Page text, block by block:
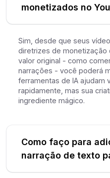
monetizados no
Sim, desde que seus
diretrizes de monetização
valor original - como
narrações - você poderá
ferramentas de IA ajudam
rapidamente, mas sua
ingrediente mágico.
Como faço para
narração de texto